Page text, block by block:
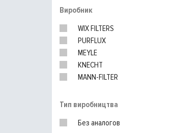
Виробник
WIX FILTERS
PURFLUX
MEYLE
KNECHT
MANN-FILTER
Тип виробництва
Без аналогов